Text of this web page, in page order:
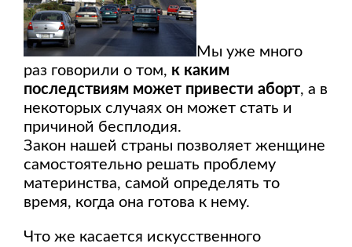
Мы уже много
раз говорили о том, к каким
последствиям может привести аборт, а в
некоторых случаях он может стать и
причиной бесплодия.
Закон нашей страны позволяет женщине
самостоятельно решать проблему
материнства, самой определять то
время, когда она готова к нему.
Что же касается искусственного